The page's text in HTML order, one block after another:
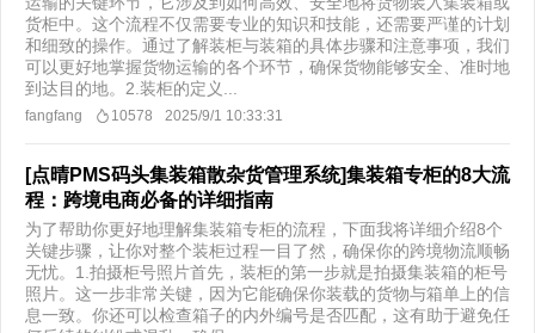
货柜中。这个流程不仅需要专业的知识和技能，还需要严谨的计划
和细致的操作。通过了解装柜与装箱的具体步骤和注意事项，我们
可以更好地掌握货物运输的各个环节，确保货物能够安全、准时地
到达目的地。2.装柜的定义...
fangfang 10578 2025/9/1 10:33:31
[点晴PMS码头集装箱散杂货管理系统]集装箱专柜的8大流
程：跨境电商必备的详细指南
为了帮助你更好地理解集装箱专柜的流程，下面我将详细介绍8个
关键步骤，让你对整个装柜过程一目了然，确保你的跨境物流顺畅
无忧。1.拍摄柜号照片首先，装柜的第一步就是拍摄集装箱的柜号
照片。这一步非常关键，因为它能确保你装载的货物与箱单上的信
息一致。你还可以检查箱子的内外编号是否匹配，这有助于避免任